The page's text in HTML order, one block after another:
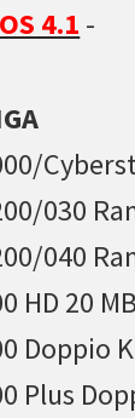
4.1 -
030
040
HD 20 MB
Doppio
Plus